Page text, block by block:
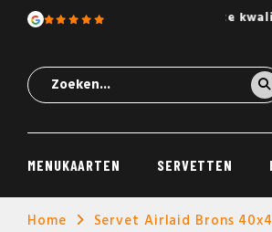
Wij
MENUKAARTEN SERVETTEN
Home Servet Airlaid Brons